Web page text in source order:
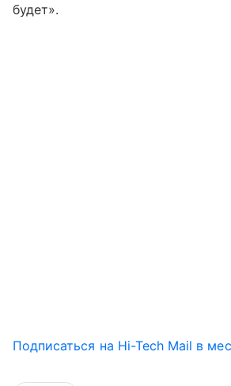
будет».
Подписаться на Hi-Tech Mail в